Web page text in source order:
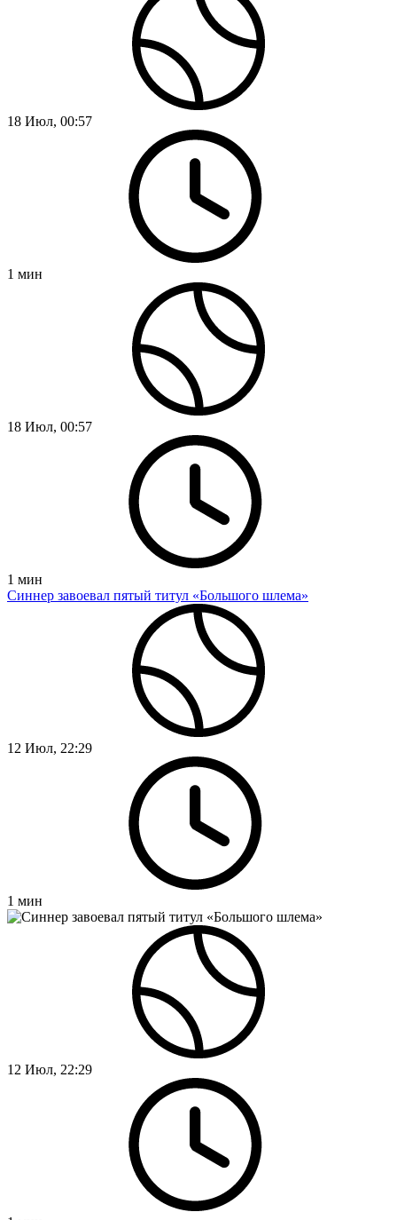
18 Июл, 00:57
1 мин
18 Июл, 00:57
1 мин
Синнер завоевал пятый титул «Большого шлема»
12 Июл, 22:29
1 мин
12 Июл, 22:29